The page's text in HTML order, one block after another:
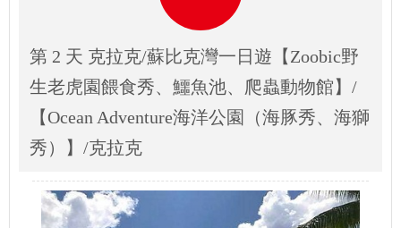
第 2 天 克拉克/蘇比克灣一日遊【Zoobic野
生老虎園餵食秀、鱷魚池、爬蟲動物館】/
【Ocean Adventure海洋公園（海豚秀、海獅
秀）】/克拉克